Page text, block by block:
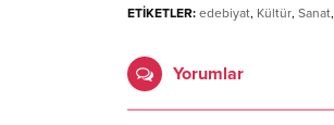
ETİKETLER: edebiyat, Kültür, Sanat,
Yorumlar